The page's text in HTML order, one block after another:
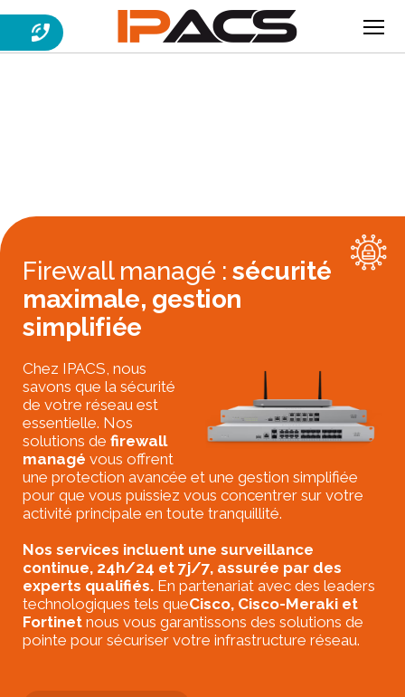
IPACS
Firewall managé :sécurité
maximale, gestion
simplifiée
Chez IPACS, nous
savons que la sécurité
de votre réseau est
essentielle. Nos
solutions de firewall
managé vous offrent
une protection avancée et une gestion simplifiée
pour que vous puissiez vous concentrer sur votre
activité principale en toute tranquillité.
Nos services incluent une surveillance
continue, 24h/24 et 7j/7, assurée par des
experts qualifiés. En partenariat avec des leaders
technologiques tels queCisco, Cisco-Meraki et
Fortinet nous vous garantissons des solutions de
pointe pour sécuriser votre infrastructure réseau.